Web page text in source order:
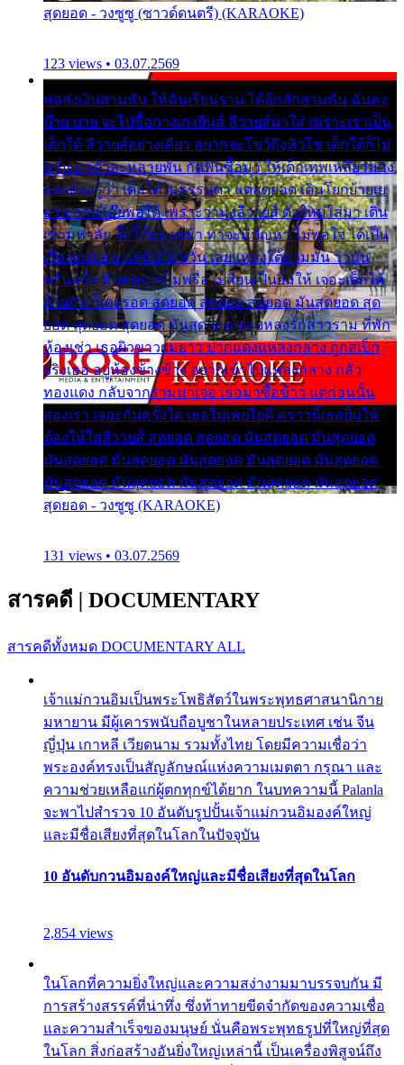
สุดยอด - วงซูซู (ซาวด์ดนตรี) (KARAOKE)
123 views • 03.07.2569
พ่อส่งเงินสามพัน ให้ฉันเรียนราม ได้อีกสักสามพัน ฉันคง
บ๊าย บาย จะไปซื้อกางเกงยีนส์ ลีวายส์มาใส่ เพราะเราเป็น
เด็กใต้ ลีวายส์อย่างเดียว อยากจะโชว์ถึงหิวโซ เด็กใต้ก็ไม่
หวั่น ตกตัวละหลายพัน กัดฟันซื้อมา ให้เด็กเทพเหลียวมอง
และต้องรู้ว่า เด็กใต้ไม่ธรรมดา แต่สุดยอด เดินโยกย้ายเย
ยวน กวนโอ๊ยพอได้ เพราะว่านุ่งลีวายส์ ตัวใหม่ใส่มา เดิน
เข้ามหาลัย จิ๊กโก๊มองหน้า ท่าจะมีปัญหา ไม่พอใจ ได้เป็น
เรื่องแน่นอน แต่ฉันไม่หวั่น เลยแหลงใต้ถามมัน ว่ามัน
พรั่นพรือ มันตอบว่าไม่พรื่อ เปลี่ยนเป็นยิ้มให้ เจอะเด็กใต้
ด้วยกัน ก็เลยรอด สุดยอด สุดยอด สุดยอด มันสุดยอด สุด
ยอด สุดยอด สุดยอด มันสุดยอด แอบหลงรักสาวราม ที่พัก
ห้องเช่า เธอผิวขาวผมยาว ปากแดงแหลงกลาง ถูกสเป็ก
จริงเธอ อยู่ห้องข้างข้าง อยากเข้าไปแหลงกลาง กลัว
ทองแดง กลับจากรามมาเจอ เธอมาซื้อข้าว แต่ก่อนนั้น
สองเรา เจอะกันครั้งใด เธอไม่เคยไยดี คราวนี้เธอยิ้มให้
ต้องให้ใส่ลีวายส์ สุดยอด สุดยอด มันสุดยอด มันสุดยอด
มันสุดยอด มันสุดยอด มันสุดยอด มันสุดยอด มันสุดยอด
มันสุดยอด มันสุดยอด มันสุดยอด มันสุดยอด มันสุดยอด
สุดยอด - วงซูซู (KARAOKE)
131 views • 03.07.2569
สารคดี | DOCUMENTARY
สารคดีทั้งหมด DOCUMENTARY ALL
เจ้าแม่กวนอิมเป็นพระโพธิสัตว์ในพระพุทธศาสนานิกาย
มหายาน มีผู้เคารพนับถือบูชาในหลายประเทศ เช่น จีน
ญี่ปุ่น เกาหลี เวียดนาม รวมทั้งไทย โดยมีความเชื่อว่า
พระองค์ทรงเป็นสัญลักษณ์แห่งความเมตตา กรุณา และ
ความช่วยเหลือแก่ผู้ตกทุกข์ได้ยาก ในบทความนี้ Palanla
จะพาไปสำรวจ 10 อันดับรูปปั้นเจ้าแม่กวนอิมองค์ใหญ่
และมีชื่อเสียงที่สุดในโลกในปัจจุบัน
10 อันดับกวนอิมองค์ใหญ่และมีชื่อเสียงที่สุดในโลก
2,854 views
ในโลกที่ความยิ่งใหญ่และความสง่างามมาบรรจบกัน มี
การสร้างสรรค์ที่น่าทึ่ง ซึ่งท้าทายขีดจำกัดของความเชื่อ
และความสำเร็จของมนุษย์ นั่นคือพระพุทธรูปที่ใหญ่ที่สุด
ในโลก สิ่งก่อสร้างอันยิ่งใหญ่เหล่านี้ เป็นเครื่องพิสูจน์ถึง